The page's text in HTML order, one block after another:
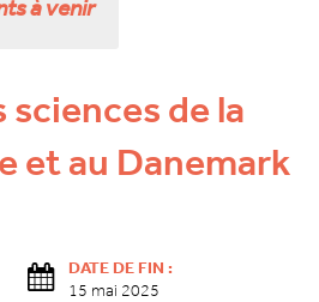
à venir
sciences de la
et au Danemark
DATE DE FIN :
15 mai 2025